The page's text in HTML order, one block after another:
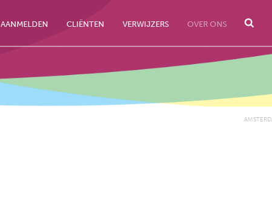
AANMELDEN CLIËNTEN VERWIJZERS OVER ONS